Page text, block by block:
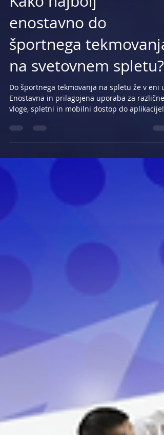
Kako najbolj
enostavno do
športnega tekmovanja
na svetovnem spletu?
Do športnega tekmovanja na spletu že v eni
vloge, spletni in mobilni dostop do aplikacije!